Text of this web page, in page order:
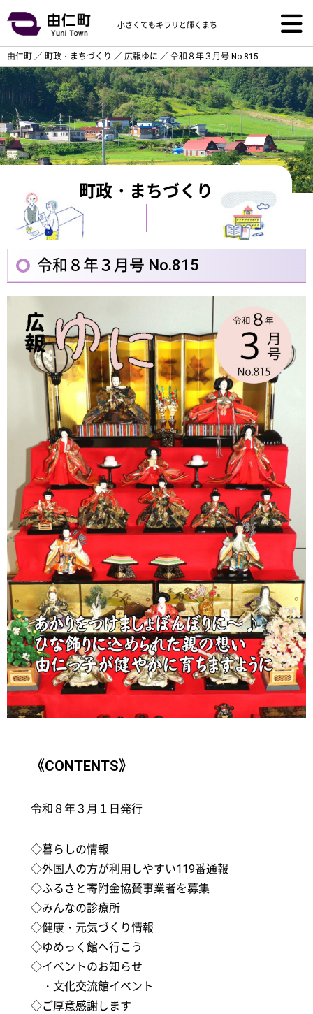
小さくてもキラリと輝くまち
由仁町 ／ 町政・まちづくり ／ 広報ゆに ／ 令和８年３月号 No.815
町政・まちづくり
令和８年３月号 No.815
《CONTENTS》
令和８年３月１日発行
◇暮らしの情報
◇外国人の方が利用しやすい119番通報
◇ふるさと寄附金協賛事業者を募集
◇みんなの診療所
◇健康・元気づくり情報
◇ゆめっく館へ行こう
◇イベントのお知らせ
・文化交流館イベント
◇ご厚意感謝します